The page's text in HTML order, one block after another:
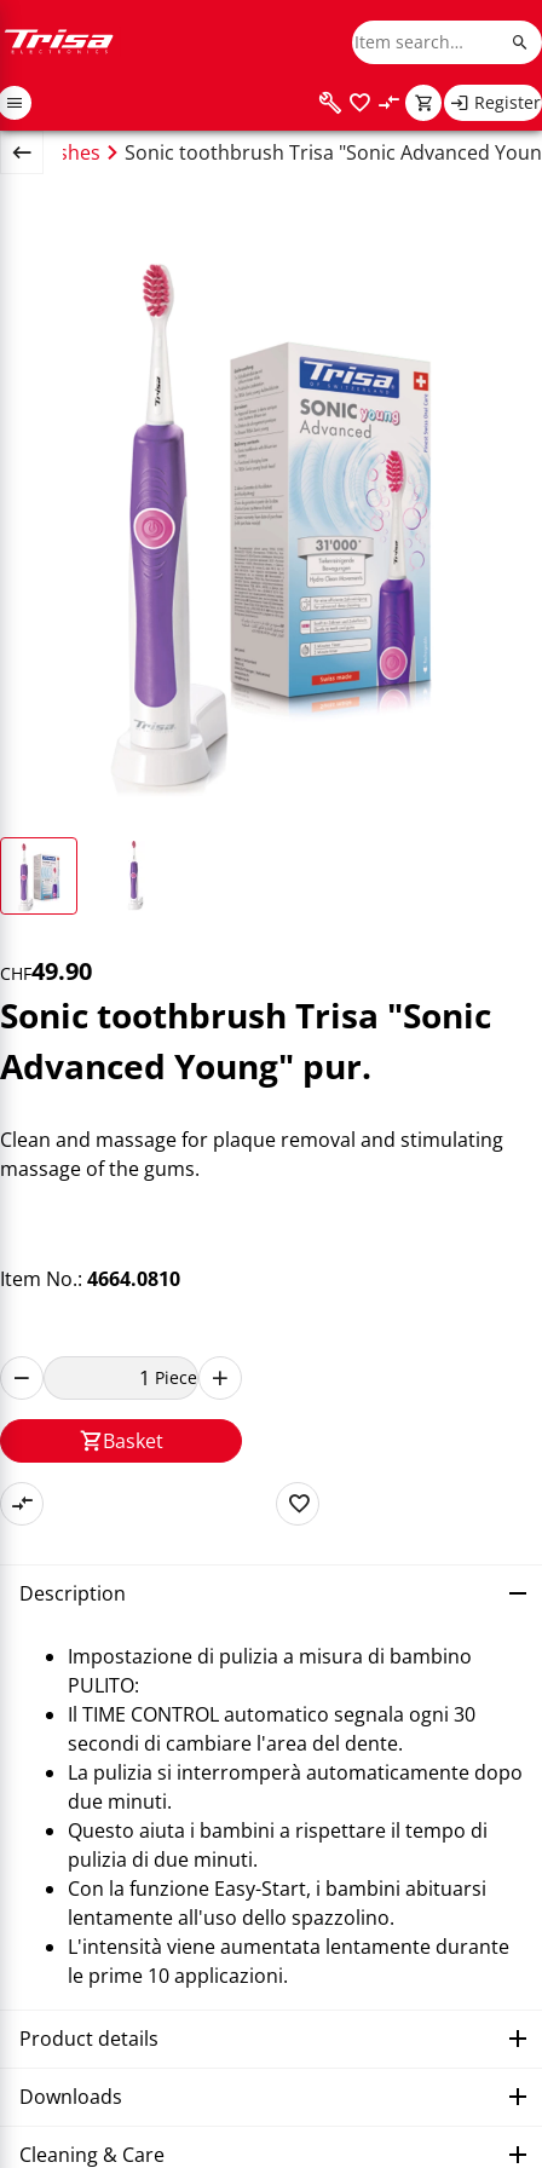
Register
Sonic toothbrush Trisa "Sonic Advanced
CHF49.90
Sonic toothbrush Trisa "Sonic
Advanced Young" pur.
Clean and massage for plaque removal and stimulating
massage of the gums.
Item No.: 4664.0810
Piece
Basket
Description
Impostazione di pulizia a misura di bambino
PULITO:
Il TIME CONTROL automatico segnala ogni 30
secondi di cambiare l'area del dente.
La pulizia si interromperà automaticamente dopo
due minuti.
Questo aiuta i bambini a rispettare il tempo di
pulizia di due minuti.
Con la funzione Easy-Start, i bambini abituarsi
lentamente all'uso dello spazzolino.
L'intensità viene aumentata lentamente durante
le prime 10 applicazioni.
Product details
Downloads
Cleaning & Care